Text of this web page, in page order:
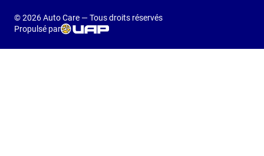
© 2026 Auto Care — Tous droits réservés
Propulsé par